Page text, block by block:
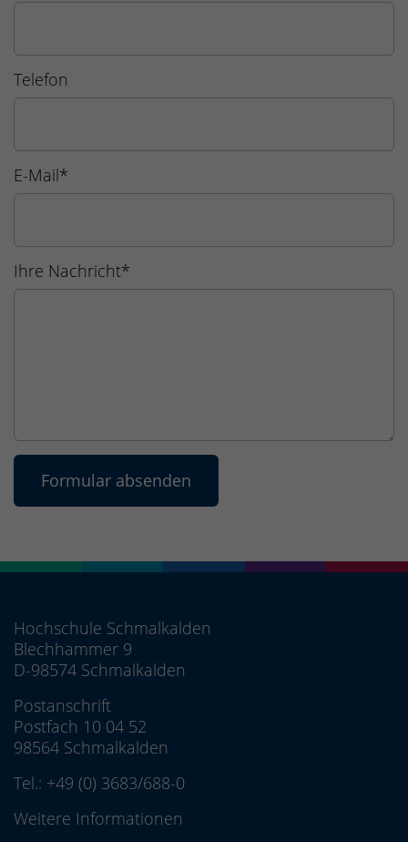
Telefon
E-Mail*
Ihre Nachricht*
Hochschule Schmalkalden
Blechhammer 9
D-98574 Schmalkalden
Postanschrift
Postfach 10 04 52
98564 Schmalkalden
Tel.: +49 (0) 3683/688-0
Weitere Informationen